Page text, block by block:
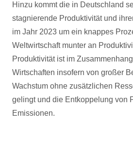
Hinzu kommt die in Deutschland
stagnierende Produktivität und
im Jahr 2023 um ein knappes
Weltwirtschaft munter an
Produktivität ist im
Wirtschaften insofern von großer
Wachstum ohne zusätzlichen
gelingt und die Entkoppelung von
Emissionen.